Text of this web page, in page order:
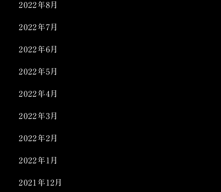
2022年8月
2022年7月
2022年6月
2022年5月
2022年4月
2022年3月
2022年2月
2022年1月
2021年12月